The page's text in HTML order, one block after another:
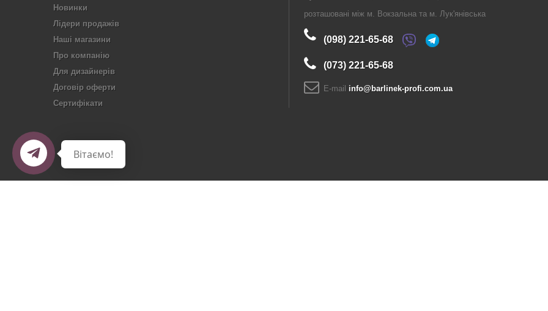
Новинки
Лідери продажів
Наші магазини
Про компанію
Для дизайнерів
Договір оферти
Сертифікати
розташовані між м. Вокзальна та м. Лук'янівська
(098) 221-65-68
(073) 221-65-68
E-maіl info@barlinek-profi.com.ua
Вітаємо!